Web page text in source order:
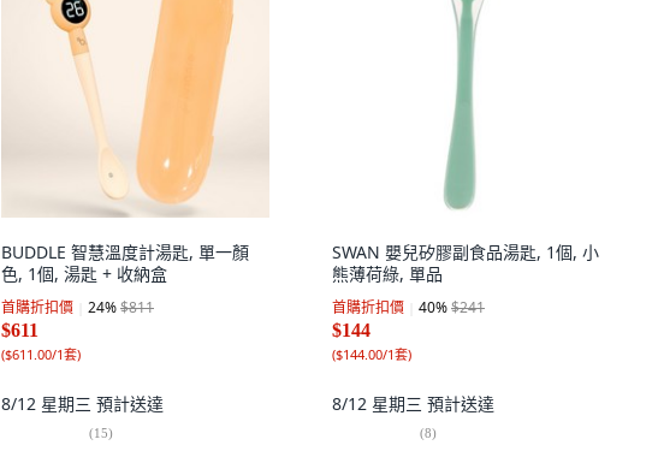
BUDDLE 智慧溫度計湯匙, 單一顏
色, 1個, 湯匙 + 收納盒
首購折扣價 24%$811
$611
($611.00/1套)
8/12 星期三 預計送達
(15)
SWAN 嬰兒矽膠副食品湯匙, 1個, 小
熊薄荷綠, 單品
首購折扣價 40%$241
$144
($144.00/1套)
8/12 星期三 預計送達
(8)